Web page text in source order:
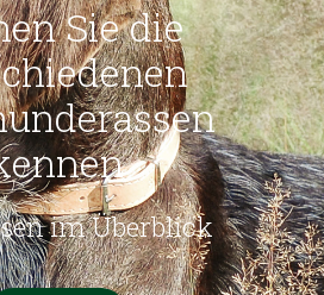
Sie die
im Überblick